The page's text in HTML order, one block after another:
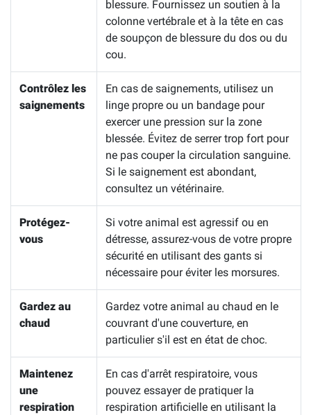
blessure. Fournissez un soutien à la
colonne vertébrale et à la tête en cas
de soupçon de blessure du dos ou du
cou.
Contrôlez les
saignements
En cas de saignements, utilisez un
linge propre ou un bandage pour
exercer une pression sur la zone
blessée. Évitez de serrer trop fort pour
ne pas couper la circulation sanguine.
Si le saignement est abondant,
consultez un vétérinaire.
Protégez-
vous
Si votre animal est agressif ou en
détresse, assurez-vous de votre propre
sécurité en utilisant des gants si
nécessaire pour éviter les morsures.
Gardez au
chaud
Gardez votre animal au chaud en le
couvrant d'une couverture, en
particulier s'il est en état de choc.
Maintenez
une
respiration
En cas d'arrêt respiratoire, vous
pouvez essayer de pratiquer la
respiration artificielle en utilisant la